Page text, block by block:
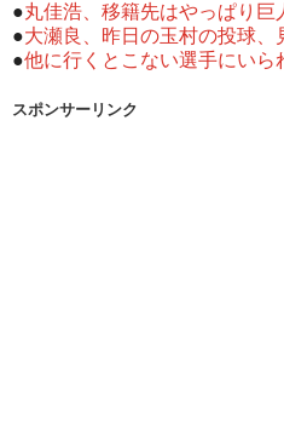
●丸佳浩、移籍先はやっぱり巨
●大瀬良、昨日の玉村の投球、
●他に行くとこない選手にいら
スポンサーリンク